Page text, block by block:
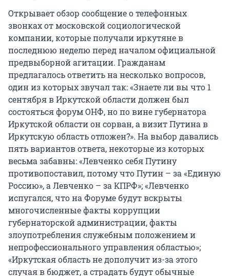
Открывает обзор сообщение о телефонных
звонках от московской социологической
компании, которые получали иркутяне в
последнюю неделю перед началом официальной
предвыборной агитации. Гражданам
предлагалось ответить на несколько вопросов,
один из которых звучал так: «Знаете ли вы что 1
сентября в Иркутской области должен был
состояться форум ОНФ, но по вине губернатора
Иркутской области он сорван, а визит Путина в
Иркутскую область отложен?». На выбор давались
пять вариантов ответа, некоторые из которых
весьма забавны: «Левченко себя Путину
противопоставил, потому что Путин – за «Единую
Россию», а Левченко – за КПРФ»; «Левченко
испугался, что на Форуме будут вскрыты
многочисленные факты коррупции
губернаторской администрации, факты
злоупотребления служебным положением и
непрофессионального управления областью»;
«Иркутская область не дополучит из-за этого
случая в бюджет, а страдать будут обычные